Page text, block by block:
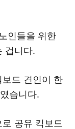
인들을 위한
겁니다.
드 견인이 한
습니다.
공유 킥보드